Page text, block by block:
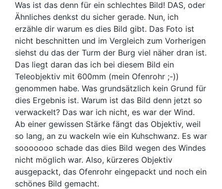
Was ist das denn für ein schlechtes Bild! DAS, oder
Ähnliches denkst du sicher gerade. Nun, ich
erzähle dir warum es dies Bild gibt. Das Foto ist
nicht beschnitten und im Vergleich zum Vorherigen
siehst du das der Turm der Burg viel näher dran ist.
Das liegt daran das ich bei diesem Bild ein
Teleobjektiv mit 600mm (mein Ofenrohr ;-))
genommen habe. Was grundsätzlich kein Grund für
dies Ergebnis ist. Warum ist das Bild denn jetzt so
verwackelt? Das war ich nicht, es war der Wind.
Ab einer gewissen Stärke fängt das Objektiv, weil
so lang, an zu wackeln wie ein Kuhschwanz. Es war
sooooooo schade das dies Bild wegen des Windes
nicht möglich war. Also, kürzeres Objektiv
ausgepackt, das Ofenrohr eingepackt und noch ein
schönes Bild gemacht.